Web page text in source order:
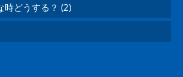
時どうする？ (2)